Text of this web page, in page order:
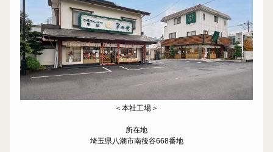
＜本社工場＞
所在地
埼玉県八潮市南後谷668番地